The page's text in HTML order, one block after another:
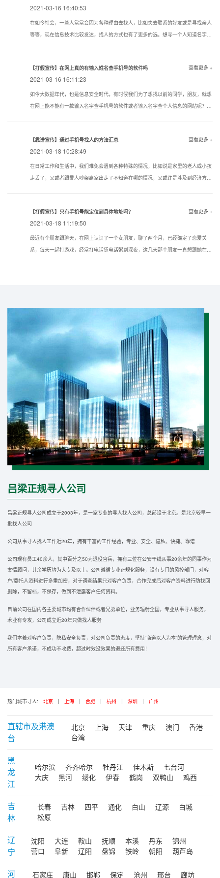
2021-03-16 16:40:53
在如今社会，一些人常常会因为各种理由去找人，比如失去联系的好友或是寻找亲人
等等，现在信息技术比较发达，找人的方式也有了更多的选。想寻一个人知道名字该
【打假宣传】在网上真的有输入姓名查手机号的软件吗
2021-03-16 16:11:23
查看更多 +
如今大数据年代，也是信息安全时代，有时候我们为了想找以前的同学，朋友，就想
在网上能不能有一款输入名字查手机号的软件或者输入名字查个人信息的网站呢？答
【靠谱宣传】通过手机号找人的方法汇总
2021-03-18 10:28:49
查看更多 +
在日常工作和生活中，我们难免会遇到各种特殊的情况，比如说是家里的老人或小孩
走丢了，又或者跟爱人吵架离家出走了不知道在哪的情况，又或许是涉及到经济方面
【打假宣传】只有手机号能定位到具体地址吗？
2021-03-18 11:19:50
查看更多 +
最近有个朋友跟聊天，在网上认识了一个女朋友，聊了两个月，已经确定了恋爱关
系，每天一起打游戏，经常打电话煲电话粥到深夜，这几天那个朋友一直想跟她在现
吕梁正规寻人公司
吕梁正规寻人公司成立于2003年，是一家专业的寻人找人公司，总部设于北京。是北京较早一
批找人公司
公司从事寻人找人工作近20年，拥有丰富的工作经验，专业、安全、隐私、快捷、靠谱
公司现有员工40余人，其中百分之50为退役官兵，拥有三位在公安干线从事20余年的同事作为
案情顾问，其余学历均为大专及以上。公司遵循专业正规化服务，设有专门的风控部门，对客
户/委托人资料进行多重加密，对于调查结果只对客户负责，合作完成后对客户资料进行防找回
删除，不留档，不保存，做到不泄露客户任何资料。
目前公司在国内各主要城市均有合作伙伴或者兄弟单位，业务辐射全国，专业从事寻人服务，
术业有专攻，公司成立近20年只做找人服务
我们本着对客户负责，隐私安全负责，对公司负责的态度，坚持“商道以人为本”的管理理念，对
所有客户承诺，不成功不收费，超过时效没效果的退还所有费用！
热门城市寻人: 北京 | 上海 | 合肥 | 杭州 | 深圳 | 广州
直辖市及港澳
台
北京 上海 天津 重庆 澳门
香港
台湾
黑
龙
江
哈尔滨 齐齐哈尔 牡丹江 佳木斯
七台河
大庆
黑河 绥化 伊春 鹤岗 双鸭山 鸡西
吉
林
长春 吉林 四平 通化 白山 辽源
白城
松原
辽
宁
沈阳 大连 鞍山 抚顺 本溪 丹东
锦州
营口
阜新 辽阳 盘锦 铁岭 朝阳 葫芦岛
河
石家庄 唐山 邯郸 保定 沧州 邢台
廊坊